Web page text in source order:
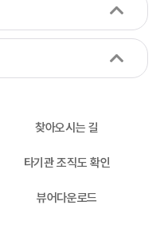
찾아오시는 길
타기관 조직도 확인
뷰어다운로드